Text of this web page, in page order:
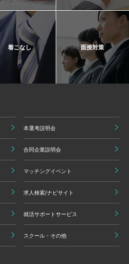
着こなし 面接対策
本選考説明会
合同企業説明会
マッチングイベント
求人検索/ナビサイト
就活サポートサービス
スクール・その他